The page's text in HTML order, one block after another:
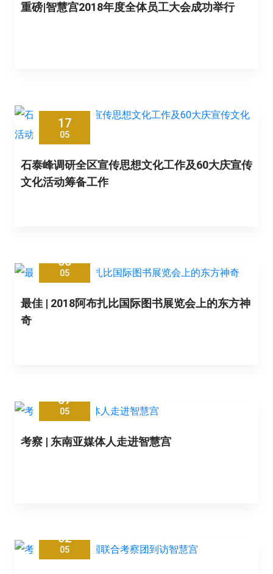
重磅|智慧宫2018年度全体员工大会成功举行
17
05
石泰峰调研全区宣传思想文化工作及60大庆宣传
文化活动筹备工作
08
05
最佳 | 2018阿布扎比国际图书展览会上的东方神
奇
07
05
考察 | 东南亚媒体人走进智慧宫
02
05